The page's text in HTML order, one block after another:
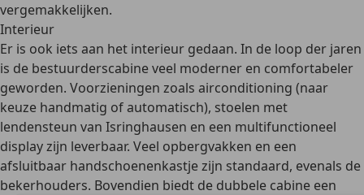
vergemakkelijken.
Interieur
Er is ook iets aan het interieur gedaan. In de loop der jaren
is de bestuurderscabine veel moderner en comfortabeler
geworden. Voorzieningen zoals airconditioning (naar
keuze handmatig of automatisch), stoelen met
lendensteun van Isringhausen en een multifunctioneel
display zijn leverbaar. Veel opbergvakken en een
afsluitbaar handschoenenkastje zijn standaard, evenals de
bekerhouders. Bovendien biedt de dubbele cabine een